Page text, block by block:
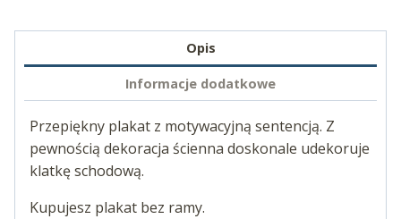
Opis
Informacje dodatkowe
Przepiękny plakat z motywacyjną sentencją. Z
pewnością dekoracja ścienna doskonale udekoruje
klatkę schodową.
Kupujesz plakat bez ramy.